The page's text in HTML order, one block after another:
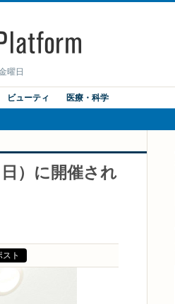
曜日
ビューティ 医療・科学
）に開催され
スト